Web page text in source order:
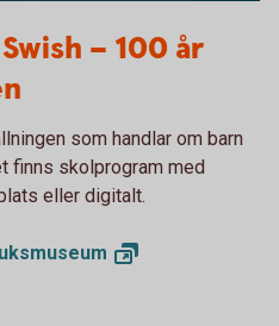
– 100 år
som handlar om barn
finns skolprogram med
eller digitalt.